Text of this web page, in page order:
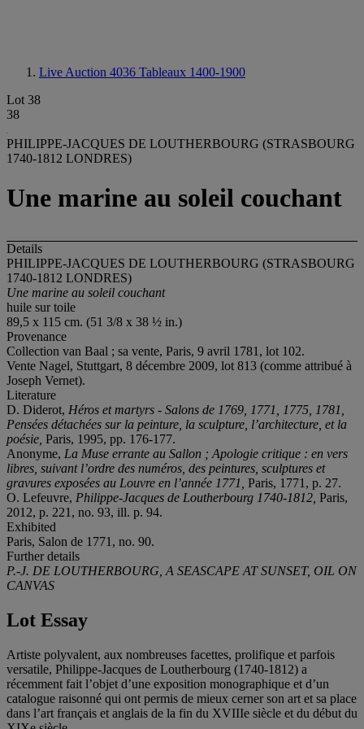
Live Auction 4036 Tableaux 1400-1900
Lot 38
38
PHILIPPE-JACQUES DE LOUTHERBOURG (STRASBOURG
1740-1812 LONDRES)
Une marine au soleil couchant
Details
PHILIPPE-JACQUES DE LOUTHERBOURG (STRASBOURG
1740-1812 LONDRES)
Une marine au soleil couchant
huile sur toile
89,5 x 115 cm. (51 3/8 x 38 ½ in.)
Provenance
Collection van Baal ; sa vente, Paris, 9 avril 1781, lot 102.
Vente Nagel, Stuttgart, 8 décembre 2009, lot 813 (comme attribué à
Joseph Vernet).
Literature
D. Diderot, Héros et martyrs - Salons de 1769, 1771, 1775, 1781,
Pensées détachées sur la peinture, la sculpture, l’architecture, et la
poésie Paris, 1995, pp. 176-177.
Anonyme, La Muse errante au Sallon ; Apologie critique : en vers
libres, suivant l’ordre des numéros, des peintures, sculptures et
gravures exposées au Louvre en l’année 1771 Paris, 1771, p. 27.
O. Lefeuvre, Philippe-Jacques de Loutherbourg 1740-1812 Paris,
2012, p. 221, no. 93, ill. p. 94.
Exhibited
Paris, Salon de 1771, no. 90.
Further details
P.-J. DE LOUTHERBOURG, A SEASCAPE AT SUNSET, OIL ON
CANVAS
Lot Essay
Artiste polyvalent, aux nombreuses facettes, prolifique et parfois
versatile, Philippe-Jacques de Loutherbourg (1740-1812) a
récemment fait l’objet d’une exposition monographique et d’un
catalogue raisonné qui ont permis de mieux cerner son art et sa place
dans l’art français et anglais de la fin du XVIIIe siècle et du début du